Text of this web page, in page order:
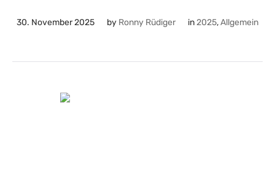
30. November 2025 by Ronny Rüdiger in2025,Allgemein